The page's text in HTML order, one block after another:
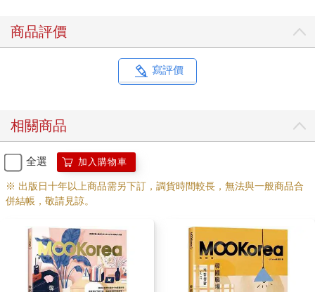
在電影《逆倫王朝》裡則著墨於英祖（宋康昊飾）與李愃（劉亞
常或是朝廷上都難以取得共識。英祖不滿兒子的放蕩不羈，因為
寄託了繼承王位的期待，加諸在李愃身上的壓力愈加膨脹，直到
如果問朝鮮王朝最濃烈悲痛的一筆是什麼？將兒子關進米櫃活活
餓死後懊悔不已，只能透過「思悼」二字寄託身為人父的深沉苦
痛、度過餘生的英祖親手造就的「壬午士禍」，絕對是這個問題
的唯一答案。英祖為何狠心對親兒痛下毒手？有人認為李愃是政
爭的犧牲品，亦有一說李愃的精神狀態將損及王室聲譽。
無論真實為何，從電影語言透露的，是英祖為了延續王朝命脈，
必須將親情放在國家社稷之後的無奈，是李愃（思悼）徒有才氣
卻礙於身分，無法隨心所欲、自在而活的悲歌。
《衣袖紅鑲邊》（옷소매 붉은 끝동）
商品評價
寫評價
相關商品
全選 加入購物車
※ 出版日十年以上商品需另下訂，調貨時間較長，無法與一般商品合
併結帳，敬請見諒。